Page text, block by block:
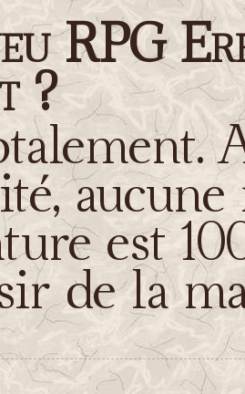
RPG
?
est
de la